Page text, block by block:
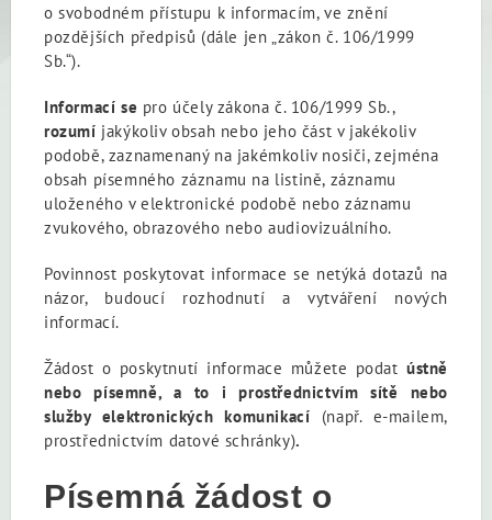
o svobodném přístupu k informacím, ve znění
pozdějších předpisů (dále jen „zákon č. 106/1999
Sb.“).
Informací se pro účely zákona č. 106/1999 Sb.,
rozumí jakýkoliv obsah nebo jeho část v jakékoliv
podobě, zaznamenaný na jakémkoliv nosiči, zejména
obsah písemného záznamu na listině, záznamu
uloženého v elektronické podobě nebo záznamu
zvukového, obrazového nebo audiovizuálního.
Povinnost poskytovat informace se netýká dotazů na
názor, budoucí rozhodnutí a vytváření nových
informací.
Žádost o poskytnutí informace můžete podat ústně
nebo písemně, a to i prostřednictvím sítě nebo
služby elektronických komunikací (např. e-mailem,
prostřednictvím datové schránky).
Písemná žádost o